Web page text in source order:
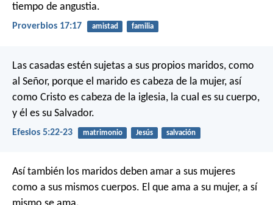
tiempo de angustia.
Proverbios 17:17 amistad familia
Las casadas estén sujetas a sus propios maridos, como
al Señor, porque el marido es cabeza de la mujer, así
como Cristo es cabeza de la iglesia, la cual es su cuerpo,
y él es su Salvador.
Efesios 5:22-23 matrimonio Jesús salvación
Así también los maridos deben amar a sus mujeres
como a sus mismos cuerpos. El que ama a su mujer, a sí